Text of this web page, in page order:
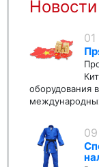
Новости
оборудования